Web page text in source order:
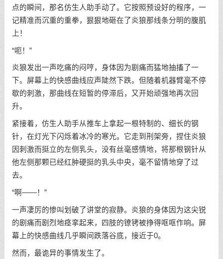
点的瞬间，那名仿生人助手动了。它按照预设好的程序，一
记精准而沉重的重拳，狠狠地砸在了炎狼那线条分明的腹肌
上！
“呃！”
炎狼发出一声吃痛的闷哼，身体因为剧痛而猛地抽搐了一
下。屏幕上的快感曲线应声陡然下跌。但随着机器臂毫不停
歇的刺激，那曲线在短暂的停滞后，又开始顽强地再次回
升。
紧接着，仿生人助手从推车上拿起一根特制的、细长的钢
针，在灯光下闪烁着冰冷的寒光。它走到刑架旁，捏住炎狼
因刺激而挺立的左侧乳头，没有丝毫感情地，将那根钢针从
他左侧那颗已经红肿硬挺的乳头中央，毫不留情地穿了过
去。
“啊——！”
一声凄厉的惨叫划破了讲堂的寂静。炎狼的身体因为这尖锐
的剧痛而剧烈地痉挛起来，四肢的镣铐被挣得哐哐作响。屏
幕上的快感曲线几乎瞬间跌落谷底，接近于0。
然而，最诡异的事情发生了。